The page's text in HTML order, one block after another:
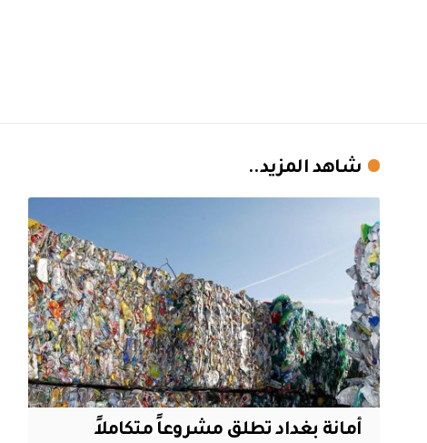
شاهد المزيد..
أمانة بغداد تطلق مشروعاً متكاملاً